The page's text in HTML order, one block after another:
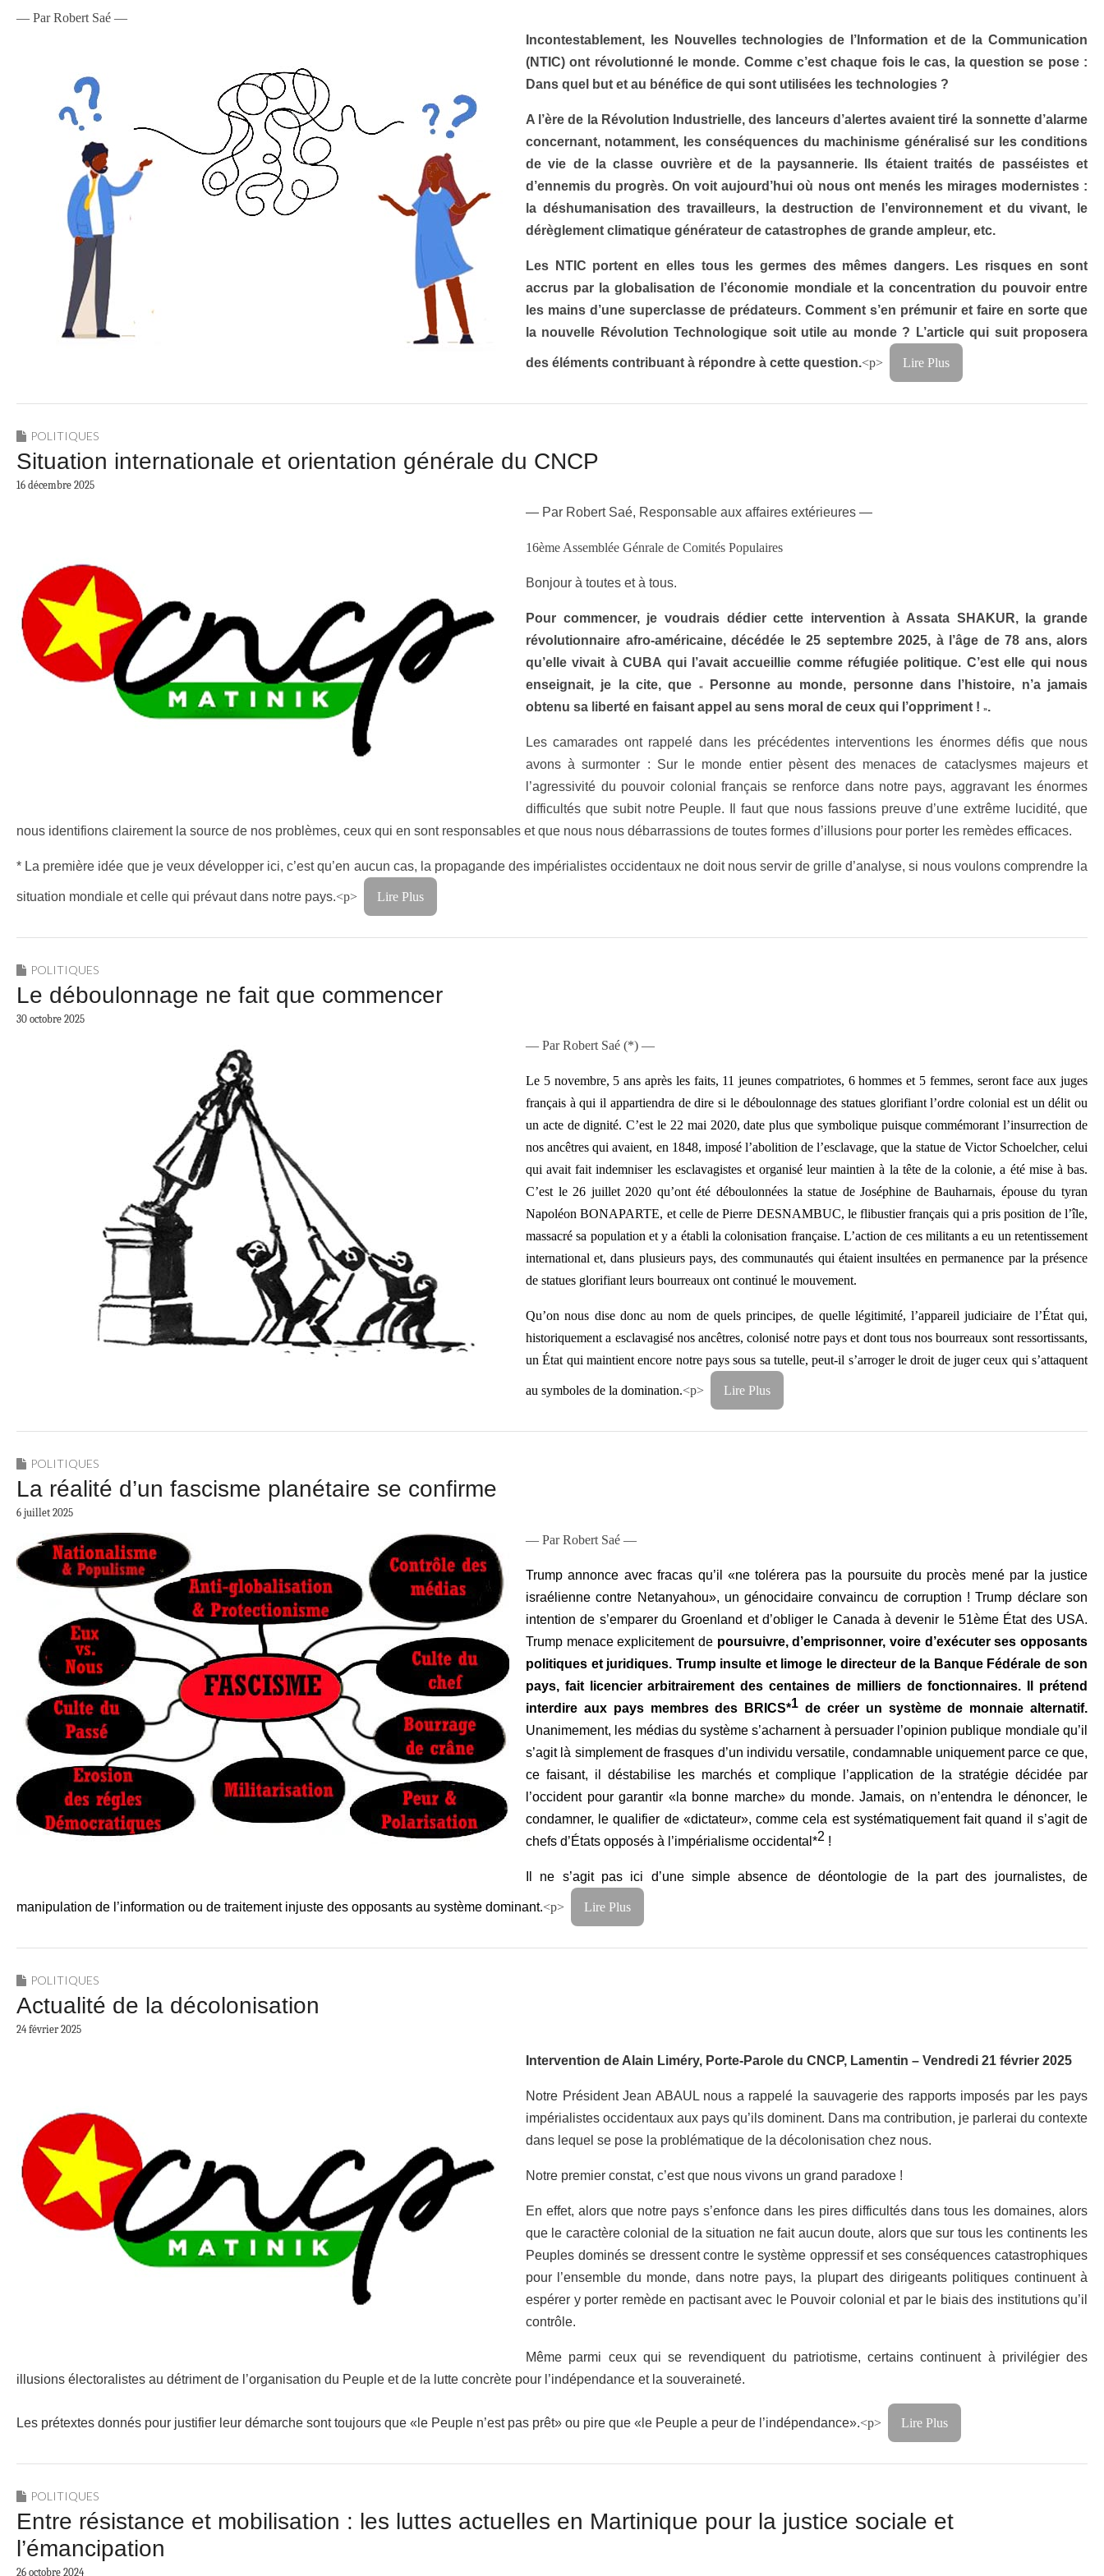
— Par Robert Saé —
Incontestablement, les Nouvelles technologies de l’Information et de la Communication
(NTIC) ont révolutionné le monde. Comme c’est chaque fois le cas, la question se pose :
Dans quel but et au bénéfice de qui sont utilisées les technologies ?
A l’ère de la Révolution Industrielle, des lanceurs d’alertes avaient tiré la sonnette d’alarme
concernant, notamment, les conséquences du machinisme généralisé sur les conditions
de vie de la classe ouvrière et de la paysannerie. Ils étaient traités de passéistes et
d’ennemis du progrès. On voit aujourd’hui où nous ont menés les mirages modernistes :
la déshumanisation des travailleurs, la destruction de l’environnement et du vivant, le
dérèglement climatique générateur de catastrophes de grande ampleur, etc.
Les NTIC portent en elles tous les germes des mêmes dangers. Les risques en sont
accrus par la globalisation de l’économie mondiale et la concentration du pouvoir entre
les mains d’une superclasse de prédateurs. Comment s’en prémunir et faire en sorte que
la nouvelle Révolution Technologique soit utile au monde ? L’article qui suit proposera
des éléments contribuant à répondre à cette question.<p> Lire Plus
POLITIQUES
Situation internationale et orientation générale du CNCP
16 décembre 2025
— Par Robert Saé, Responsable aux affaires extérieures —
16ème Assemblée Génrale de Comités Populaires
Bonjour à toutes et à tous.
Pour commencer, je voudrais dédier cette intervention à Assata SHAKUR, la grande
révolutionnaire afro-américaine, décédée le 25 septembre 2025, à l’âge de 78 ans, alors
qu’elle vivait à CUBA qui l’avait accueillie comme réfugiée politique. C’est elle qui nous
enseignait, je la cite, que
«Personne au monde, personne dans l’histoire, n’a jamais
obtenu sa liberté en faisant appel au sens moral de ceux qui l’oppriment ! ».
Les camarades ont rappelé dans les précédentes interventions les énormes défis que nous
avons à surmonter : Sur le monde entier pèsent des menaces de cataclysmes majeurs et
l’agressivité du pouvoir colonial français se renforce dans notre pays, aggravant les énormes
difficultés que subit notre Peuple. Il faut que nous fassions preuve d’une extrême lucidité, que
nous identifions clairement la source de nos problèmes, ceux qui en sont responsables et que nous nous débarrassions de toutes formes d’illusions pour porter les remèdes efficaces.
* La première idée que je veux développer ici, c’est qu’en aucun cas, la propagande des impérialistes occidentaux ne doit nous servir de grille d’analyse, si nous voulons comprendre la
situation mondiale et celle qui prévaut dans notre pays.<p> Lire Plus
POLITIQUES
Le déboulonnage ne fait que commencer
30 octobre 2025
— Par Robert Saé (*) —
Le 5 novembre, 5 ans après les faits, 11 jeunes compatriotes, 6 hommes et 5 femmes, seront face aux juges
français à qui il appartiendra de dire si le déboulonnage des statues glorifiant l’ordre colonial est un délit ou
un acte de dignité. C’est le 22 mai 2020, date plus que symbolique puisque commémorant l’insurrection de
nos ancêtres qui avaient, en 1848, imposé l’abolition de l’esclavage, que la statue de Victor Schoelcher, celui
qui avait fait indemniser les esclavagistes et organisé leur maintien à la tête de la colonie, a été mise à bas.
C’est le 26 juillet 2020 qu’ont été déboulonnées la statue de Joséphine de Bauharnais, épouse du tyran
Napoléon BONAPARTE, et celle de Pierre DESNAMBUC, le flibustier français qui a pris position de l’île,
massacré sa population et y a établi la colonisation française. L’action de ces militants a eu un retentissement
international et, dans plusieurs pays, des communautés qui étaient insultées en permanence par la présence
de statues glorifiant leurs bourreaux ont continué le mouvement.
Qu’on nous dise donc au nom de quels principes, de quelle légitimité, l’appareil judiciaire de l’État qui,
historiquement a esclavagisé nos ancêtres, colonisé notre pays et dont tous nos bourreaux sont ressortissants,
un État qui maintient encore notre pays sous sa tutelle, peut-il s’arroger le droit de juger ceux qui s’attaquent
au symboles de la domination.<p> Lire Plus
POLITIQUES
La réalité d’un fascisme planétaire se confirme
6 juillet 2025
— Par Robert Saé —
Trump annonce avec fracas qu’il «ne tolérera pas la poursuite du procès mené par la justice
israélienne contre Netanyahou», un génocidaire convaincu de corruption ! Trump déclare son
intention de s’emparer du Groenland et d’obliger le Canada àdevenir le 51ème État des USA.
Trump menace explicitement de poursuivre, d’emprisonner, voire d’exécuter ses opposants
politiques et juridiques. Trump insulte et limoge le directeur de la Banque Fédérale de son
pays, fait licencier arbitrairement des centaines de milliers de fonctionnaires. Il prétend
interdire aux pays membres des BRICS*1 de créer un système de monnaie alternatif.
Unanimement, les médias du système s’acharnent à persuader l’opinion publique mondiale qu’il
s’agit là simplement de frasques d’un individu versatile, condamnable uniquement parce ce que,
ce faisant, il déstabilise les marchés et complique l’application de la stratégie décidée par
l’occident pour garantir «la bonne marche» du monde. Jamais, on n’entendra le dénoncer, le
condamner, le qualifier de «dictateur», comme cela est systématiquement fait quand il s’agit de
chefs d’États opposés à l’impérialisme occidental*2 !
Il ne s’agit pas ici d’une simple absence de déontologie de la part des journalistes, de
manipulation de l’information ou de traitement injuste des opposants au système dominant.<p> Lire Plus
POLITIQUES
Actualité de la décolonisation
24 février 2025
Intervention de Alain Liméry, Porte-Parole du CNCP, Lamentin – Vendredi 21 février 2025
Notre Président Jean ABAUL nous a rappelé la sauvagerie des rapports imposés par les pays
impérialistes occidentaux aux pays qu’ils dominent. Dans ma contribution, je parlerai du contexte
dans lequel se pose la problématique de la décolonisation chez nous.
Notre premier constat, c’est que nous vivons un grand paradoxe !
En effet, alors que notre pays s’enfonce dans les pires difficultés dans tous les domaines, alors
que le caractère colonial de la situation ne fait aucun doute, alors que sur tous les continents les
Peuples dominés se dressent contre le système oppressif et ses conséquences catastrophiques
pour l’ensemble du monde, dans notre pays, la plupart des dirigeants politiques continuent à
espérer y porter remède en pactisant avec le Pouvoir colonial et par le biais des institutions qu’il
contrôle.
Même parmi ceux qui se revendiquent du patriotisme, certains continuent à privilégier des
illusions électoralistes au détriment de l’organisation du Peuple et de la lutte concrète pour l’indépendance et la souveraineté.
Les prétextes donnés pour justifier leur démarche sont toujours que «le Peuple n’est pas prêt» ou pire que «le Peuple a peur de l’indépendance».<p> Lire Plus
POLITIQUES
Entre résistance et mobilisation : les luttes actuelles en Martinique pour la justice sociale et
l’émancipation
26 octobre 2024